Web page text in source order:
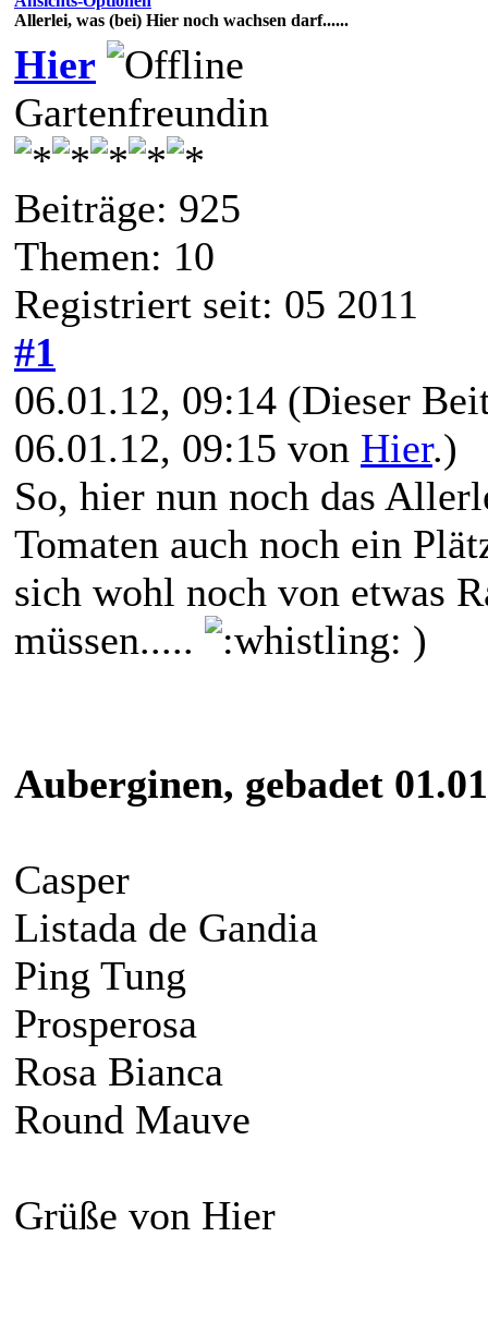
Allerlei, was (bei) Hier noch wachsen darf......
Hier
Gartenfreundin
Beiträge: 925
Themen: 10
Registriert seit: 05 2011
#1
06.01.12, 09:14 (Dieser
06.01.12, 09:15 von Hier.)
So, hier nun noch das
Tomaten auch noch ein
sich wohl noch von etwas
müssen.....
)
Auberginen, gebadet
Casper
Listada de Gandia
Ping Tung
Prosperosa
Rosa Bianca
Round Mauve
Grüße von Hier